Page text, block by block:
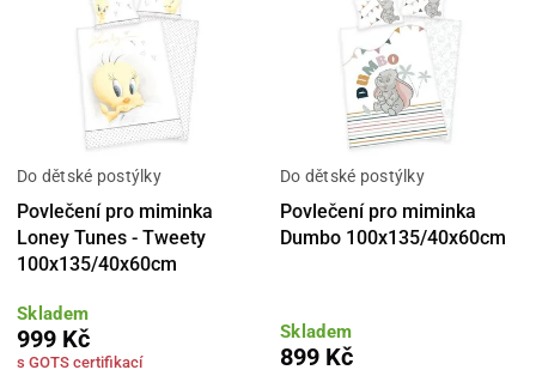
Do dětské postýlky
Povlečení pro miminka
Loney Tunes - Tweety
100x135/40x60cm
Skladem
999 Kč
s GOTS certifikací
Do dětské postýlky
Povlečení pro miminka
Dumbo 100x135/40x60cm
Skladem
899 Kč